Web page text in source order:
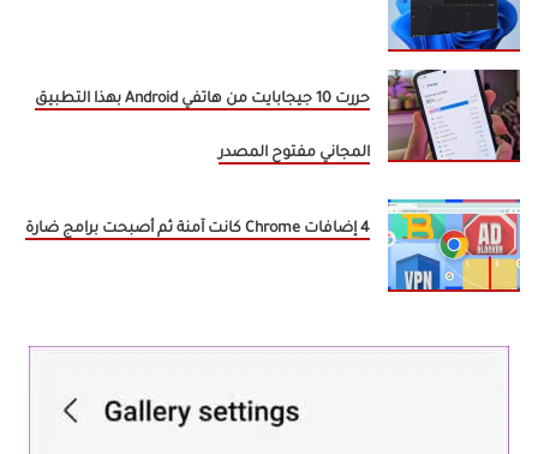
حررت 10 جيجابايت من هاتفي Android بهذا التطبيق
المجاني مفتوح المصدر
4 إضافات Chrome كانت آمنة ثم أصبحت برامج ضارة